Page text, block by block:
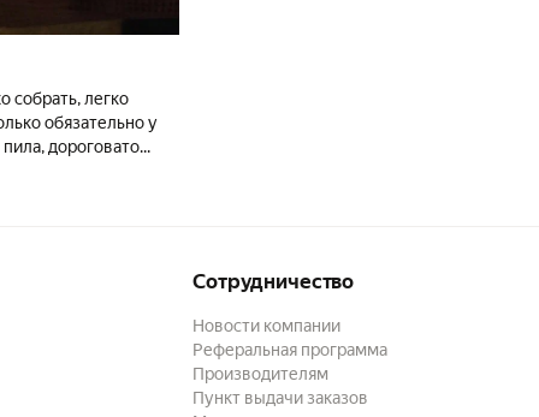
собрать, легко
обязательно у
дороговато...
Сотрудничество
Новости компании
Реферальная программа
Производителям
Пункт выдачи заказов